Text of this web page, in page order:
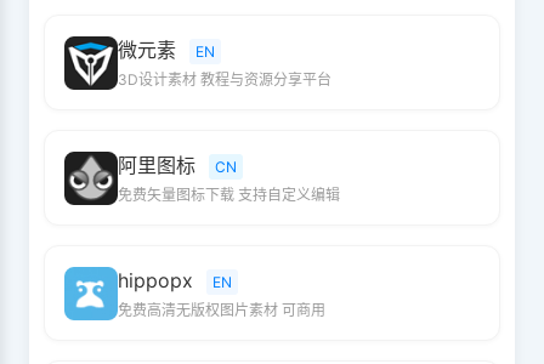
微元素
EN
3D设计素材 教程与资源分享平台
阿里图标
CN
免费矢量图标下载 支持自定义编辑
hippopx
EN
免费高清无版权图片素材 可商用